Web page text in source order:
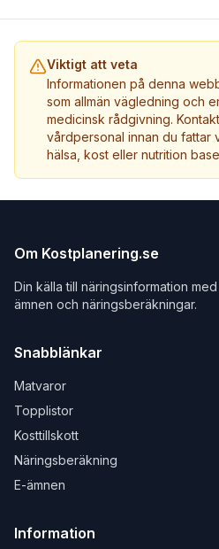
Viktigt att veta
Informationen på denna
som allmän vägledning och
medicinsk rådgivning.
vårdpersonal innan du fattar
hälsa, kost eller nutrition
Om Kostplanering.se
Din källa till näringsinformation
ämnen och näringsberäkningar.
Snabblänkar
Matvaror
Topplistor
Kosttillskott
Näringsberäkning
E-ämnen
Information